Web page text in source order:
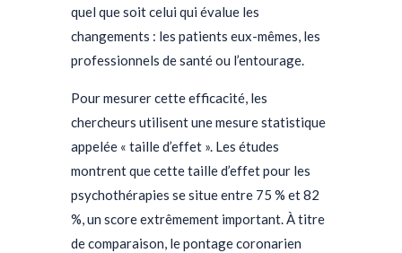
quel que soit celui qui évalue les
changements : les patients eux-mêmes, les
professionnels de santé ou l’entourage.
Pour mesurer cette efficacité, les
chercheurs utilisent une mesure statistique
appelée « taille d’effet ». Les études
montrent que cette taille d’effet pour les
psychothérapies se situe entre 75 % et 82
%, un score extrêmement important. À titre
de comparaison, le pontage coronarien